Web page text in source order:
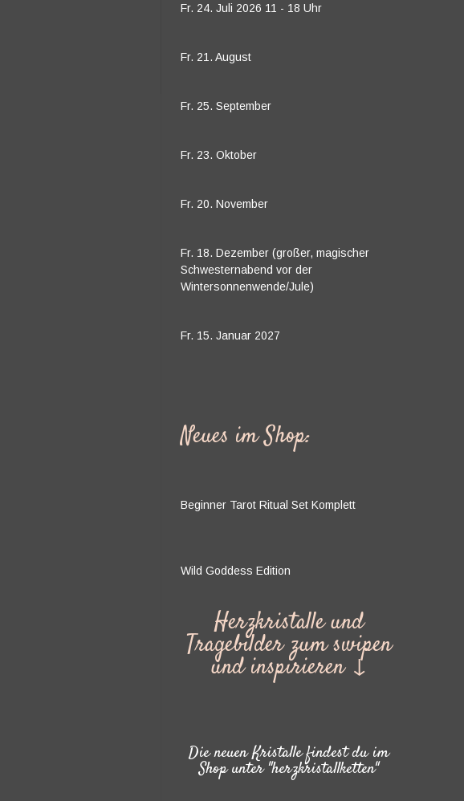
Fr. 24. Juli 2026 11 - 18 Uhr
Fr. 21. August
Fr. 25. September
Fr. 23. Oktober
Fr. 20. November
Fr. 18. Dezember (großer, magischer
Schwesternabend vor der
Wintersonnenwende/Jule)
Fr. 15. Januar 2027
Neues im Shop:
Beginner Tarot Ritual Set Komplett
Wild Goddess Edition
Herzkristalle und
Tragebilder zum swipen
und inspirieren ↓
Die neuen Kristalle findest du im
Shop unter "herzkristallketten"